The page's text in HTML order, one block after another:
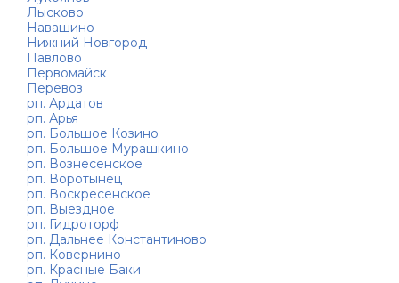
Лысково
Навашино
Нижний Новгород
Павлово
Первомайск
Перевоз
рп. Ардатов
рп. Арья
рп. Большое Козино
рп. Большое Мурашкино
рп. Вознесенское
рп. Воротынец
рп. Воскресенское
рп. Выездное
рп. Гидроторф
рп. Дальнее Константиново
рп. Ковернино
рп. Красные Баки